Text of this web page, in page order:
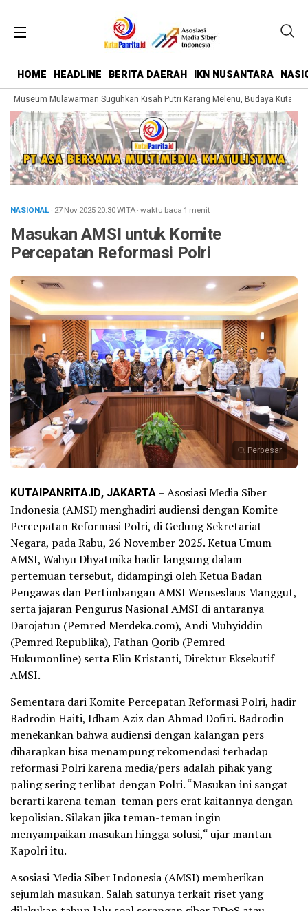
HOME HEADLINE BERITA DAERAH IKN NUSANTARA
Museum Mulawarman Suguhkan Kisah Putri Karang Melenu, Budaya Kutai
NASIONAL· 27 Nov 202520:30WITA·waktu baca 1 menit
Masukan AMSI untuk Komite
Percepatan Reformasi Polri
Perbesar
KUTAIPANRITA.ID, JAKARTA– Asosiasi Media Siber
Indonesia (AMSI) menghadiri audiensi dengan Komite
Percepatan Reformasi Polri, di Gedung Sekretariat
Negara, pada Rabu, 26 November 2025. Ketua Umum
AMSI, Wahyu Dhyatmika hadir langsung dalam
pertemuan tersebut, didampingi oleh Ketua Badan
Pengawas dan Pertimbangan AMSI Wenseslaus Manggut,
serta jajaran Pengurus Nasional AMSI di antaranya
Darojatun (Pemred Merdeka.com), Andi Muhyiddin
(Pemred Republika), Fathan Qorib (Pemred
Hukumonline) serta Elin Kristanti, Direktur Eksekutif
AMSI.
Sementara dari Komite Percepatan Reformasi Polri, hadir
Badrodin Haiti, Idham Aziz dan Ahmad Dofiri. Badrodin
menekankan bahwa audiensi dengan kalangan pers
diharapkan bisa menampung rekomendasi terhadap
reformasi Polri karena media/pers adalah pihak yang
paling sering terlibat dengan Polri. “Masukan ini sangat
berarti karena teman-teman pers erat kaitannya dengan
kepolisian. Silakan jika teman-teman ingin
menyampaikan masukan hingga solusi,“ ujar mantan
Kapolri itu.
Asosiasi Media Siber Indonesia (AMSI) memberikan
sejumlah masukan. Salah satunya terkait riset yang